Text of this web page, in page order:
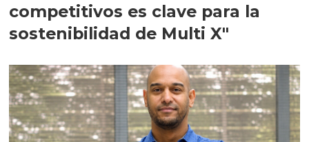
competitivos es clave para la
sostenibilidad de Multi X"